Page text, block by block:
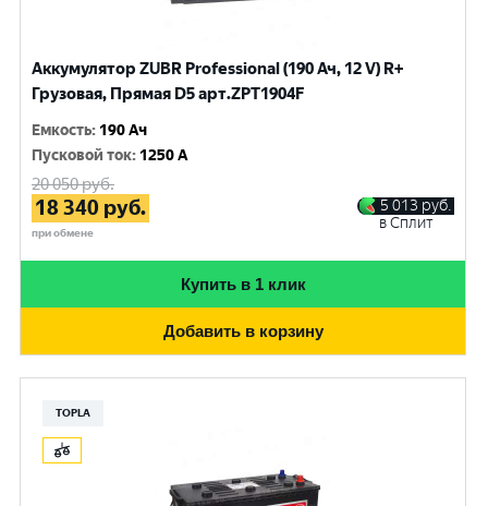
Аккумулятор ZUBR Professional (190 Ач, 12 V) R+
Грузовая, Прямая D5 арт.ZPT1904F
Емкость: 190 Ач
Пусковой ток: 1250 A
20 050руб.
18 340 руб.
при обмене
5 013 руб.
в Сплит
Купить в 1 клик
Добавить в корзину
TOPLA